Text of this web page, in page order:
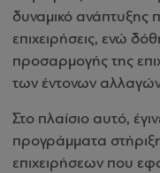
δυναμικό ανάπτυξης
επιχειρήσεις, ενώ
προσαρμογής της
των έντονων
Στο πλαίσιο αυτό,
προγράμματα
επιχειρήσεων που